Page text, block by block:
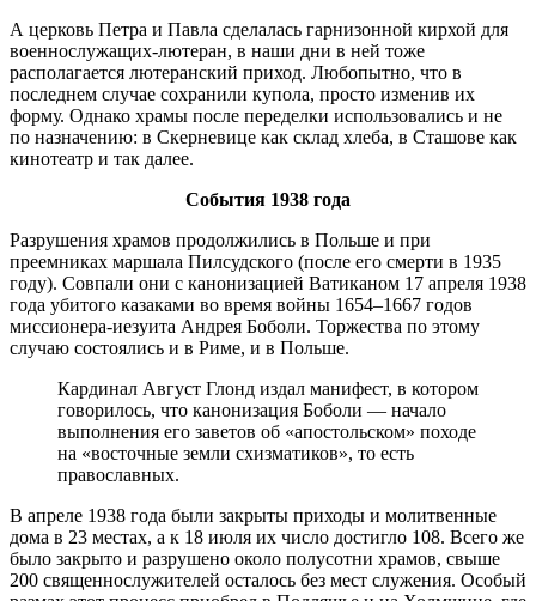
А церковь Петра и Павла сделалась гарнизонной кирхой для
военнослужащих-лютеран, в наши дни в ней тоже
располагается лютеранский приход. Любопытно, что в
последнем случае сохранили купола, просто изменив их
форму. Однако храмы после переделки использовались и не
по назначению: в Скерневице как склад хлеба, в Сташове как
кинотеатр и так далее.
События 1938 года
Разрушения храмов продолжились в Польше и при
преемниках маршала Пилсудского (после его смерти в 1935
году). Совпали они с канонизацией Ватиканом 17 апреля 1938
года убитого казаками во время войны 1654–1667 годов
миссионера-иезуита Андрея Боболи. Торжества по этому
случаю состоялись и в Риме, и в Польше.
Кардинал Август Глонд издал манифест, в котором
говорилось, что канонизация Боболи — начало
выполнения его заветов об «апостольском» походе
на «восточные земли схизматиков», то есть
православных.
В апреле 1938 года были закрыты приходы и молитвенные
дома в 23 местах, а к 18 июля их число достигло 108. Всего же
было закрыто и разрушено около полусотни храмов, свыше
200 священнослужителей осталось без мест служения. Особый